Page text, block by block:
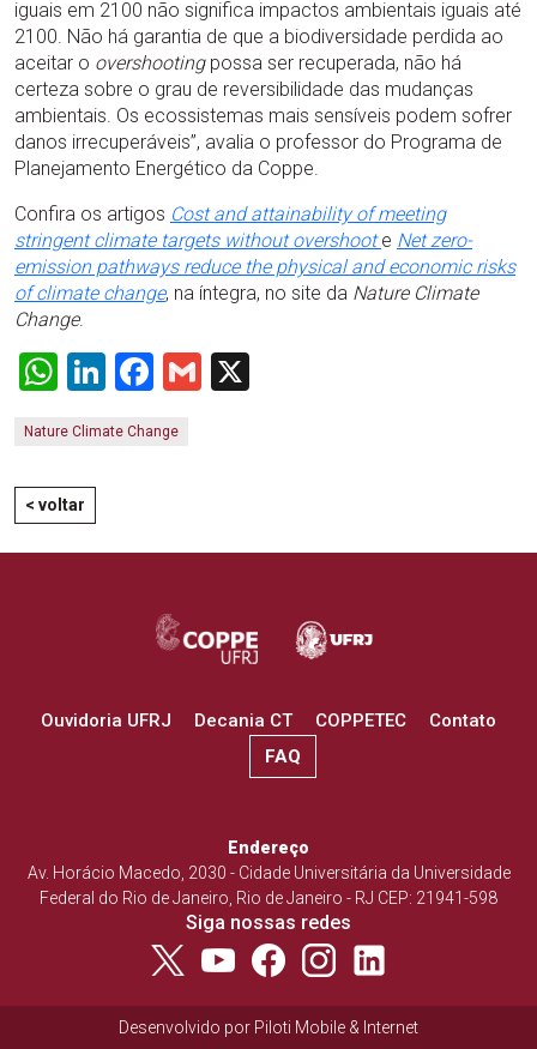
iguais em 2100 não significa impactos ambientais iguais até
2100. Não há garantia de que a biodiversidade perdida ao
aceitar o overshootingpossa ser recuperada, não há
certeza sobre o grau de reversibilidade das mudanças
ambientais. Os ecossistemas mais sensíveis podem sofrer
danos irrecuperáveis”, avalia o professor do Programa de
Planejamento Energético da Coppe.
Confira os artigos Cost and attainability of meeting
stringent climate targets without overshoote Net zero-
emission pathways reduce the physical and economic risks
of climate change, na íntegra, no site da Nature Climate
Change.
WhatsApp
LinkedIn
Facebook
Gmail
Nature Climate Change
< voltar
Ouvidoria UFRJ Decania CT COPPETEC
Contato
FAQ
Endereço
Av. Horácio Macedo, 2030 - Cidade Universitária da Universidade
Federal do Rio de Janeiro, Rio de Janeiro - RJ CEP: 21941-598
Siga nossas redes
Desenvolvido por Piloti Mobile & Internet